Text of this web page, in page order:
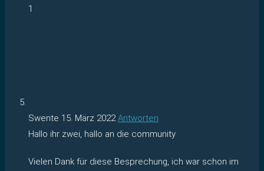
1
Swente 15. März 2022 Antworten
Hallo ihr zwei, hallo an die community
Vielen Dank für diese Besprechung, ich war schon im